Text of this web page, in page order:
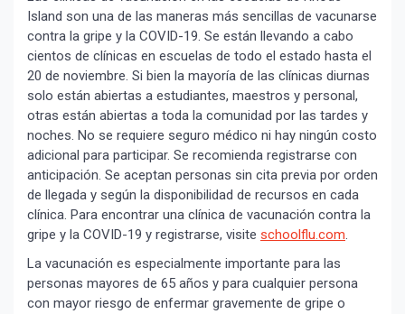
Island son una de las maneras más sencillas de vacunarse
contra la gripe y la COVID-19. Se están llevando a cabo
cientos de clínicas en escuelas de todo el estado hasta el
20 de noviembre. Si bien la mayoría de las clínicas diurnas
solo están abiertas a estudiantes, maestros y personal,
otras están abiertas a toda la comunidad por las tardes y
noches. No se requiere seguro médico ni hay ningún costo
adicional para participar. Se recomienda registrarse con
anticipación. Se aceptan personas sin cita previa por orden
de llegada y según la disponibilidad de recursos en cada
clínica. Para encontrar una clínica de vacunación contra la
gripe y la COVID-19 y registrarse, visite schoolflu.com.
La vacunación es especialmente importante para las
personas mayores de 65 años y para cualquier persona
con mayor riesgo de enfermar gravemente de gripe o